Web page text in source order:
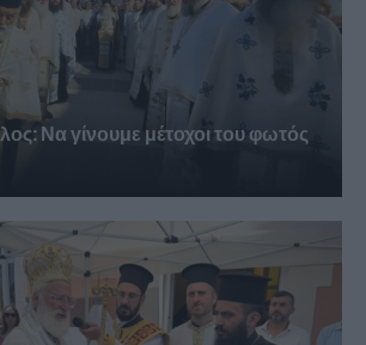
Να γίνουμε μέτοχοι του φωτός